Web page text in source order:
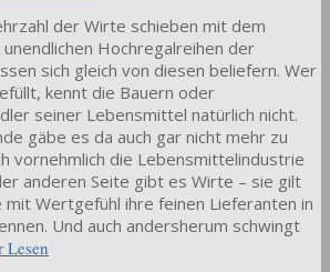
der Wirte schieben mit dem
Hochregalreihen der
sich gleich von diesen beliefern. Wer
kennt die Bauern oder
seiner Lebensmittel natürlich nicht.
gäbe es da auch gar nicht mehr zu
vornehmlich die Lebensmittelindustrie
anderen Seite gibt es Wirte – sie gilt
mit Wertgefühl ihre feinen Lieferanten in
Und auch andersherum schwingt
Lesen